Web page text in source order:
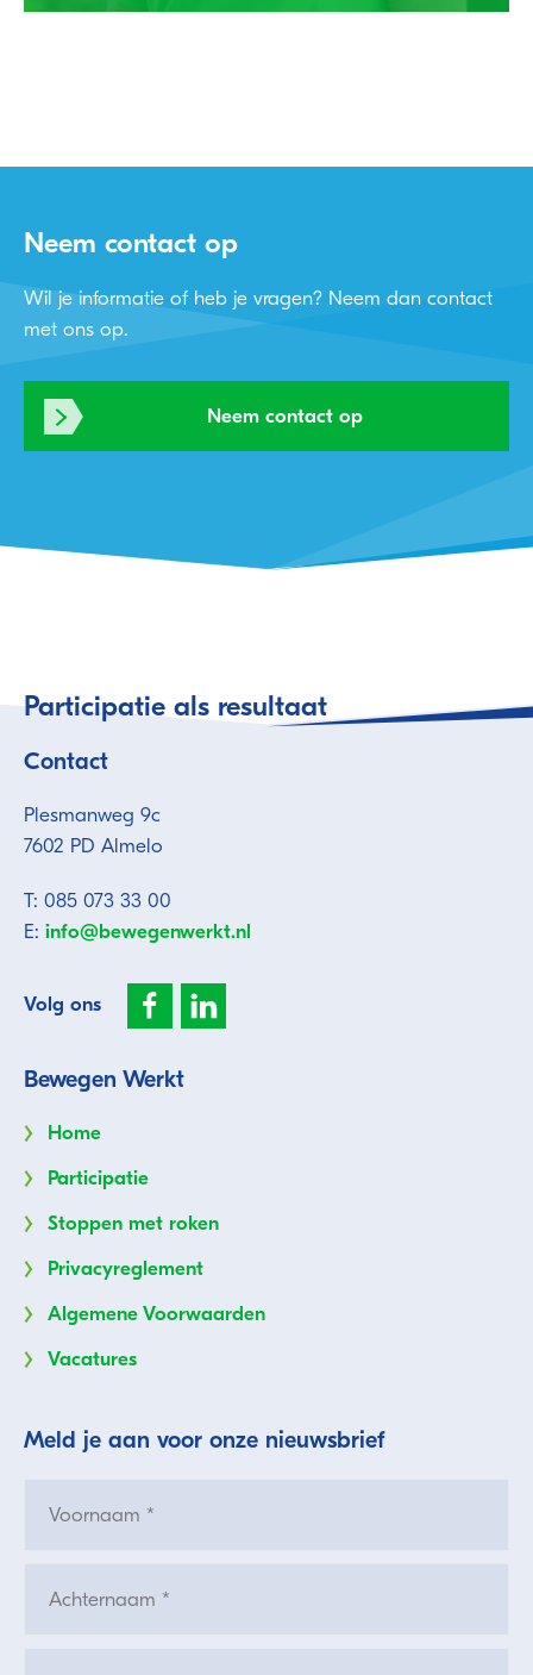
Neem contact op
Wil je informatie of heb je vragen? Neem dan contact
met ons op.
Neem contact op
Participatie als resultaat
Contact
Plesmanweg 9c
7602 PD Almelo
T: 085 073 33 00
E: info@bewegenwerkt.nl
Volg ons
Bewegen Werkt
Home
Participatie
Stoppen met roken
Privacyreglement
Algemene Voorwaarden
Vacatures
Meld je aan voor onze nieuwsbrief